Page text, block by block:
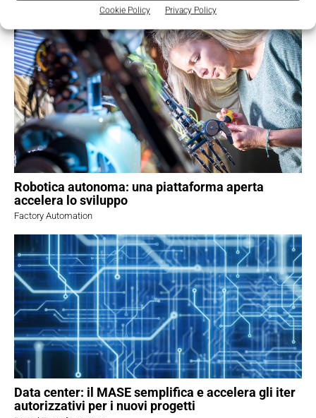
Cookie Policy Privacy Policy
Safety e Cybersecurity
Robotica autonoma: una piattaforma aperta
accelera lo sviluppo
Factory Automation
Data center: il MASE semplifica e accelera gli iter
autorizzativi per i nuovi progetti